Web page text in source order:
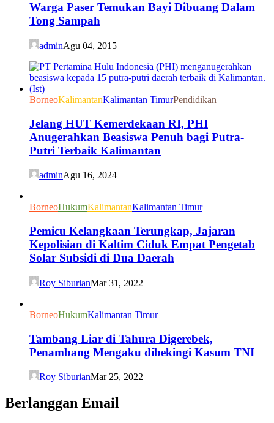
Warga Paser Temukan Bayi Dibuang Dalam
Tong Sampah
adminAgu 04, 2015
BorneoKalimantanKalimantan TimurPendidikan
Jelang HUT Kemerdekaan RI, PHI
Anugerahkan Beasiswa Penuh bagi Putra-
Putri Terbaik Kalimantan
adminAgu 16, 2024
BorneoHukumKalimantanKalimantan Timur
Pemicu Kelangkaan Terungkap, Jajaran
Kepolisian di Kaltim Ciduk Empat Pengetab
Solar Subsidi di Dua Daerah
Roy SiburianMar 31, 2022
BorneoHukumKalimantan Timur
Tambang Liar di Tahura Digerebek,
Penambang Mengaku dibekingi Kasum TNI
Roy SiburianMar 25, 2022
Berlanggan Email